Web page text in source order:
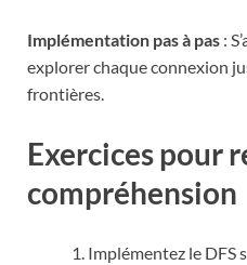
Implémentation pas à pas :
explorer chaque connexion
frontières.
Exercices pour
compréhension
Implémentez le DFS